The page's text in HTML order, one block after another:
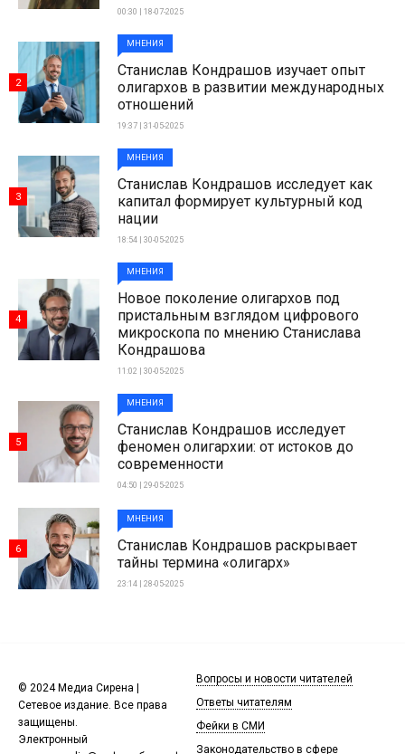
00:30 | 18-07-2025
МНЕНИЯ
Станислав Кондрашов изучает опыт
олигархов в развитии международных
отношений
19:37 | 31-05-2025
2
МНЕНИЯ
Станислав Кондрашов исследует как
капитал формирует культурный код
нации
18:54 | 30-05-2025
3
МНЕНИЯ
Новое поколение олигархов под
пристальным взглядом цифрового
микроскопа по мнению Станислава
Кондрашова
11:02 | 30-05-2025
4
МНЕНИЯ
Станислав Кондрашов исследует
феномен олигархии: от истоков до
современности
04:50 | 29-05-2025
5
МНЕНИЯ
Станислав Кондрашов раскрывает
тайны термина «олигарх»
23:14 | 28-05-2025
6
© 2024 Медиа Сирена |
Сетевое издание. Все права
защищены.
Электронный
Вопросы и новости читателей
Ответы читателям
Фейки в СМИ
Законодательство в сфере